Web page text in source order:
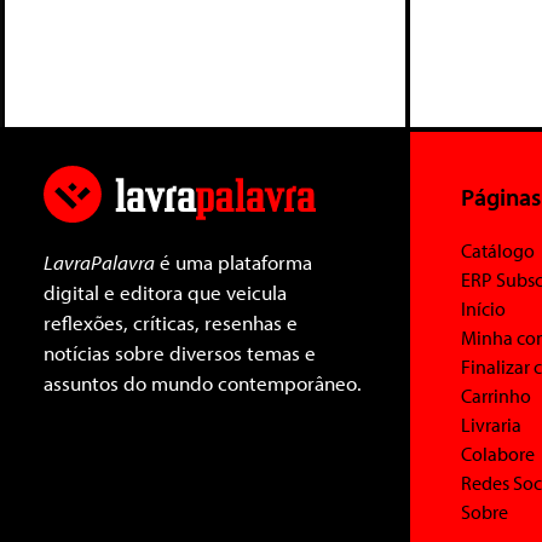
LavraPalavraé uma plataforma
digital e editora que veicula
reflexões, críticas, resenhas e
notícias sobre diversos temas e
assuntos do mundo contemporâneo.
Páginas
Catálogo
ERP
Início
Minha
Finalizar
Carrinho
Livraria
Colabore
Redes
Sobre